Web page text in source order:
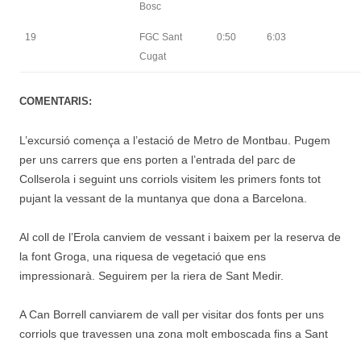
Bosc
19
FGC Sant
Cugat
0:50 6:03
COMENTARIS:
L’excursió comença a l’estació de Metro de Montbau. Pugem
per uns carrers que ens porten a l’entrada del parc de
Collserola i seguint uns corriols visitem les primers fonts tot
pujant la vessant de la muntanya que dona a Barcelona.
Al coll de l’Erola canviem de vessant i baixem per la reserva de
la font Groga, una riquesa de vegetació que ens
impressionarà. Seguirem per la riera de Sant Medir.
A Can Borrell canviarem de vall per visitar dos fonts per uns
corriols que travessen una zona molt emboscada fins a Sant